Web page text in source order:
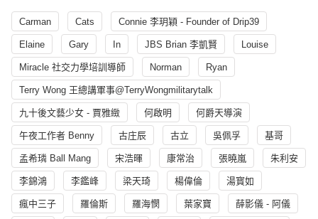
Carman Cats Connie 李玥穎 - Founder of Drip39
Elaine Gary In JBS Brian 李凱賢 Louise
Miracle 社交力學培訓導師 Norman Ryan
Terry Wong 王總講軍事@TerryWongmilitarytalk
九十後文藝少女 - 賈雅緻 何啟明 何爵天導演
午夜工作者 Benny 古庄辰 古立 吳佩孚 基哥
孟希璘 Ball Mang 宋浩暉 康常治 張曉嵐 朱利安
李錦鴻 李鑑峰 梁天琦 楊偉倫 湯寳如
瘋中三子 羅倫斯 羅海憫 葉家寶 薛影儀 - 阿儀